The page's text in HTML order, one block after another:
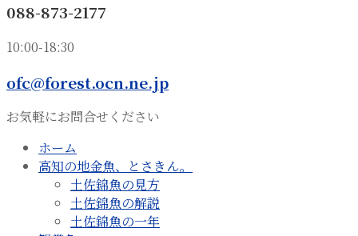
088-873-2177
10:00-18:30
ofc@forest.ocn.ne.jp
お気軽にお問合せください
ホーム
高知の地金魚、とさきん。
土佐錦魚の見方
土佐錦魚の解説
土佐錦魚の一年